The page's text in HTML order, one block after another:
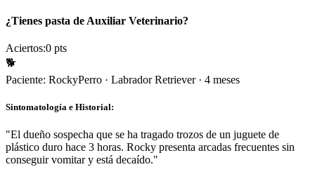
¿Tienes pasta de Auxiliar Veterinario?
Aciertos:0 pts
🐕
Paciente: RockyPerro · Labrador Retriever· 4 meses
Sintomatología e Historial:
"El dueño sospecha que se ha tragado trozos de un juguete de
plástico duro hace 3 horas. Rocky presenta arcadas frecuentes sin
conseguir vomitar y está decaído."